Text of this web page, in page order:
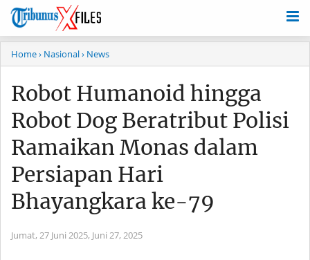
Home› Nasional› News
Robot Humanoid hingga
Robot Dog Beratribut Polisi
Ramaikan Monas dalam
Persiapan Hari
Bhayangkara ke-79
Jumat, 27 Juni 2025, Juni 27, 2025